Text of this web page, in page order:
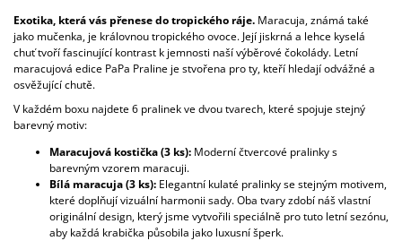
Exotika, která vás přenese do tropického ráje. Maracuja, známá také
jako mučenka, je královnou tropického ovoce. Její jiskrná a lehce kyselá
chuť tvoří fascinující kontrast k jemnosti naší výběrové čokolády. Letní
maracujová edice PaPa Praline je stvořena pro ty, kteří hledají odvážné a
osvěžující chutě.
V každém boxu najdete 6 pralinek ve dvou tvarech, které spojuje stejný
barevný motiv:
Maracujová kostička (3 ks): Moderní čtvercové pralinky s
barevným vzorem maracuji.
Bílá maracuja (3 ks): Elegantní kulaté pralinky se stejným motivem,
které doplňují vizuální harmonii sady. Oba tvary zdobí náš vlastní
originální design, který jsme vytvořili speciálně pro tuto letní sezónu,
aby každá krabička působila jako luxusní šperk.
J
E
M
E
VIŠNĚ
V
HOŘKÉ
ČOKOLÁDĚ